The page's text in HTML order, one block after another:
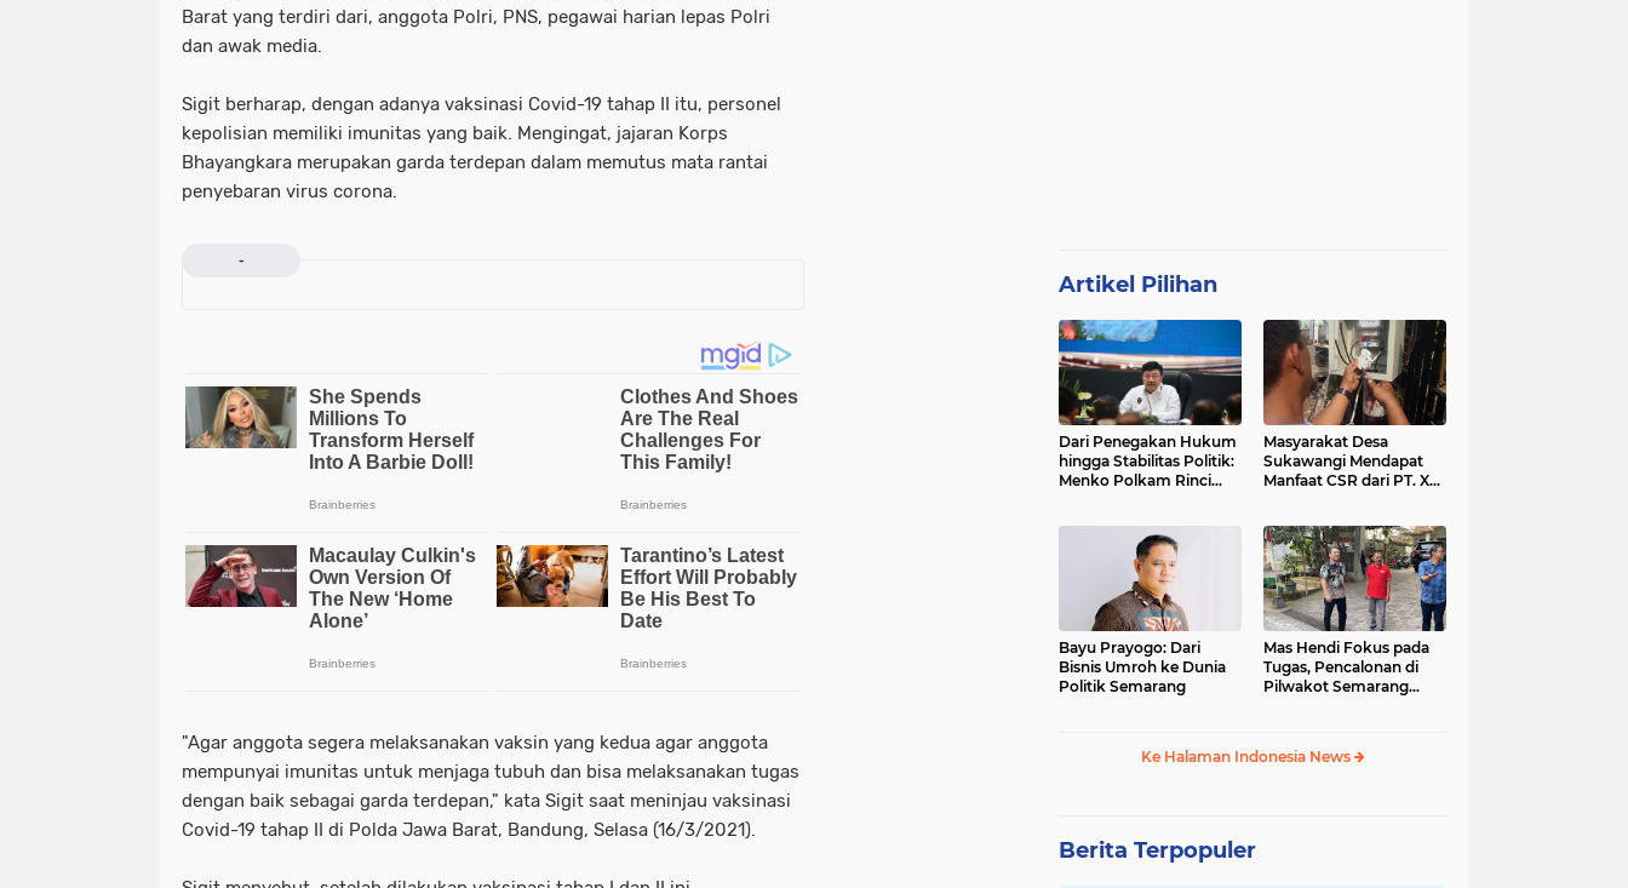
Barat yang terdiri dari, anggota Polri, PNS, pegawai harian lepas Polri
dan awak media.
Sigit berharap, dengan adanya vaksinasi Covid-19 tahap II itu, personel
kepolisian memiliki imunitas yang baik. Mengingat, jajaran Korps
Bhayangkara merupakan garda terdepan dalam memutus mata rantai
penyebaran virus corona.
-
"Agar anggota segera melaksanakan vaksin yang kedua agar anggota
mempunyai imunitas untuk menjaga tubuh dan bisa melaksanakan tugas
dengan baik sebagai garda terdepan," kata Sigit saat meninjau vaksinasi
Covid-19 tahap II di Polda Jawa Barat, Bandung, Selasa (16/3/2021).
Artikel Pilihan
Dari Penegakan Hukum
hingga Stabilitas Politik:
Menko Polkam Rinci
Masyarakat Desa
Sukawangi Mendapat
Manfaat CSR dari PT. XL-
Bayu Prayogo: Dari
Bisnis Umroh ke Dunia
Politik Semarang
Mas Hendi Fokus pada
Tugas, Pencalonan di
Pilwakot Semarang
Ke Halaman Indonesia News
Berita Terpopuler